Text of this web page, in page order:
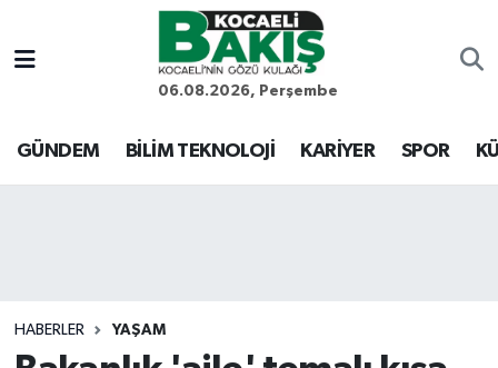
06.08.2026, Perşembe
GÜNDEM BİLİM TEKNOLOJİ KARİYER SPOR
HABERLER YAŞAM
Kocaeli Nöbetçi Eczaneler
Kocaeli Hava Durumu